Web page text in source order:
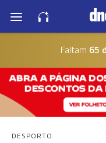
Faltam 65
DESPORTO